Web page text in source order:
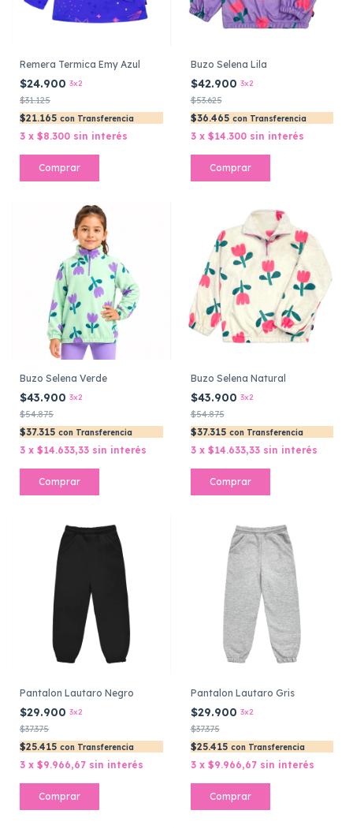
Remera Termica Emy Azul
$24.900 3x2
$31.125
$21.165 con Transferencia
3 x $8.300 sin interés
Comprar
Buzo Selena Lila
$42.900 3x2
$53.625
$36.465 con Transferencia
3 x $14.300 sin interés
Comprar
Buzo Selena Verde
$43.900 3x2
$54.875
$37.315 con Transferencia
3 x $14.633,33 sin interés
Comprar
Buzo Selena Natural
$43.900 3x2
$54.875
$37.315 con Transferencia
3 x $14.633,33 sin interés
Comprar
Pantalon Lautaro Negro
$29.900 3x2
$37.375
$25.415 con Transferencia
3 x $9.966,67 sin interés
Comprar
Pantalon Lautaro Gris
$29.900 3x2
$37.375
$25.415 con Transferencia
3 x $9.966,67 sin interés
Comprar